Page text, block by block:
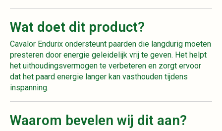
Wat doet dit product?
Cavalor Endurix ondersteunt paarden die langdurig moeten
presteren door energie geleidelijk vrij te geven. Het helpt
het uithoudingsvermogen te verbeteren en zorgt ervoor
dat het paard energie langer kan vasthouden tijdens
inspanning.
Waarom bevelen wij dit aan?